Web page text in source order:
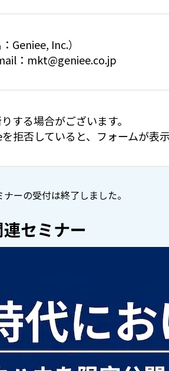
Geniee, Inc.）
：mkt@geniee.co.jp
する場合がございます。
拒否していると、フォームが表
ーの受付は終了しました。
連セミナー